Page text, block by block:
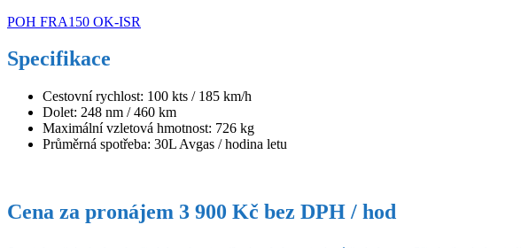
POH FRA150 OK-ISR
Specifikace
Cestovní rychlost: 100 kts / 185 km/h
Dolet: 248 nm / 460 km
Maximální vzletová hmotnost: 726 kg
Průměrná spotřeba: 30L Avgas / hodina letu
Cena za pronájem 3 900 Kč bez DPH / hod